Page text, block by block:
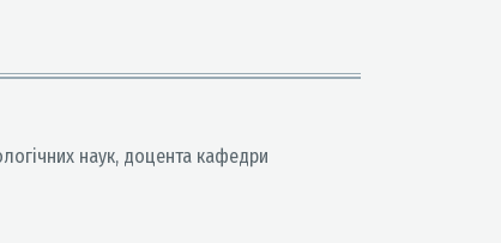
наук, доцента кафедри